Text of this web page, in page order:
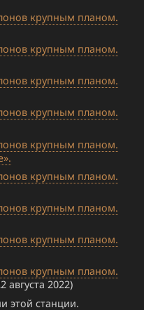
крупным планом.
крупным планом.
крупным планом.
крупным планом.
крупным планом.
крупным планом.
крупным планом.
крупным планом.
крупным планом.
августа 2022)
этой станции.